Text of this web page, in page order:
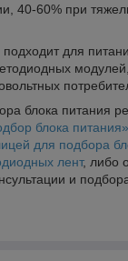
40-60% при
для
блока питания
блока питания»
для подбора
лент, либо
и